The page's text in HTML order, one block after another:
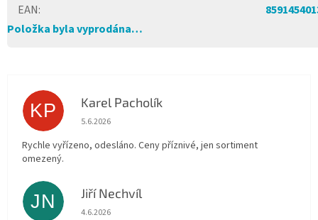
EAN:
Položka byla vyprodána…
KP Karel Pacholík
Hodnocení obchodu je 4 z 5 hvězdiček.
5.6.2026
Rychle vyřízeno, odesláno. Ceny příznivé, jen sortiment
omezený.
JN Jiří Nechvíl
Hodnocení obchodu je 5 z 5 hvězdiček.
4.6.2026